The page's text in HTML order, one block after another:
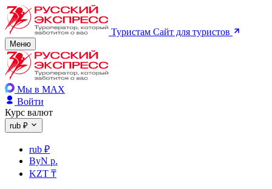
Туристам Сайт для туристов
Меню
Мы в MAX
Войти
Курс валют
rub ₽
rub ₽
ByN р.
KZT ₸